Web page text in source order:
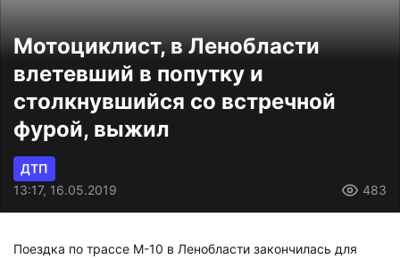
Мотоциклист, в Ленобласти
влетевший в попутку и
столкнувшийся со встречной
фурой, выжил
ДТП
13:17, 16.05.2019
483
Поездка по трассе М-10 в Ленобласти закончилась для